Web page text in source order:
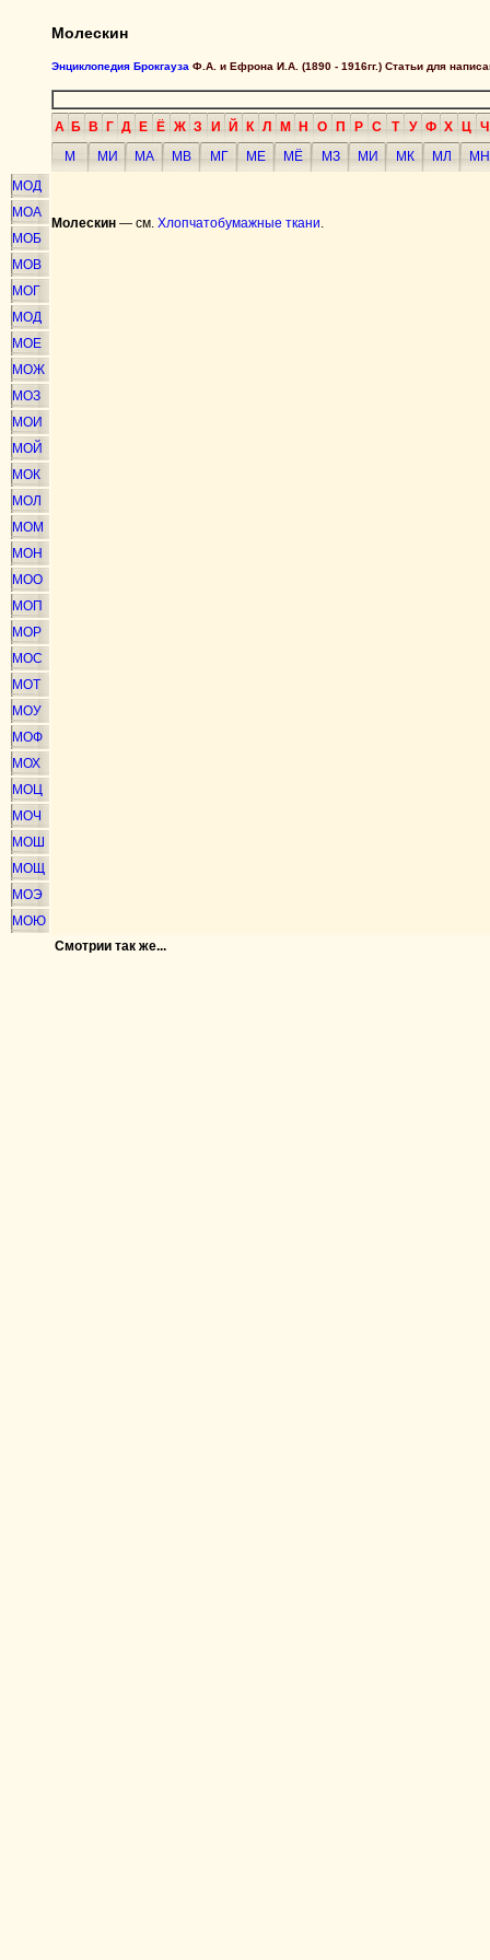
Молескин
Энциклопедия Брокгауза Ф.А. и Ефрона И.А. (1890 - 1916гг.) Статьи для
А Б В Г Д Е Ё Ж З И Й К Л М Н О П Р С Т У Ф Х Ц Ч
М
МИ МА МВ МГ МЕ МЁ МЗ МИ МК МЛ
МН
МОД
МОА
МОБ
МОВ
МОГ
МОД
МОЕ
МОЖ
МОЗ
МОИ
МОЙ
МОК
МОЛ
МОМ
МОН
МОО
МОП
МОР
МОС
МОТ
МОУ
МОФ
МОХ
МОЦ
МОЧ
МОШ
МОЩ
МОЭ
МОЮ
Молескин — см. Хлопчатобумажные ткани.
Смотрии так же...